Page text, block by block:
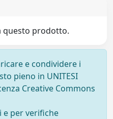
questo prodotto.
e condividere i
pieno in UNITESI
Creative Commons
per verifiche